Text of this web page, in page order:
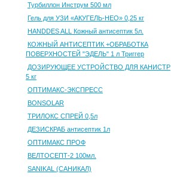
Турбиллон Инструм 500 мл
Гель для УЗИ «АКУГЕЛЬ-НЕО» 0,25 кг
HANDDES ALL Кожный антисептик 5л.
КОЖНЫЙ АНТИСЕПТИК +ОБРАБОТКА
ПОВЕРХНОСТЕЙ "ЭДЕЛЬ" 1 л Триггер
ДОЗИРУЮЩЕЕ УСТРОЙСТВО ДЛЯ КАНИСТР
5 кг
ОПТИМАКС-ЭКСПРЕСС
BONSOLAR
ТРИЛОКС СПРЕЙ 0,5л
ДЕЗИСКРАБ антисептик 1л
ОПТИМАКС ПРОФ
ВЕЛТОСЕПТ-2 100мл.
SANIKAL (САНИКАЛ)